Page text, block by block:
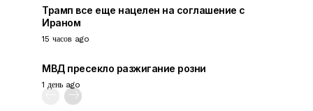
Трамп все еще нацелен на соглашение с
Ираном
15 часов ago
МВД пресекло разжигание розни
1 день ago